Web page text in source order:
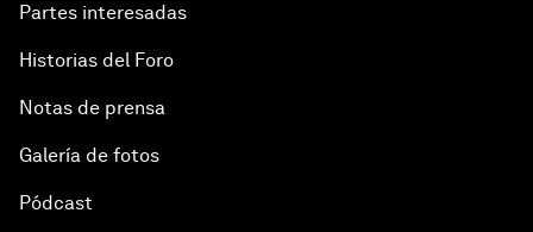
Partes interesadas
Historias del Foro
Notas de prensa
Galería de fotos
Pódcast